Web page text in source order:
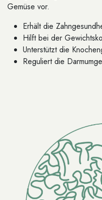
Gemüse vor.
Erhält die
Hilft bei der
Unterstützt die
Reguliert die